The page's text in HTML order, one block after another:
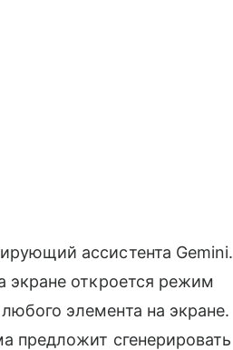
ассистента Gemini.
экране откроется режим
элемента на экране.
предложит сгенерировать